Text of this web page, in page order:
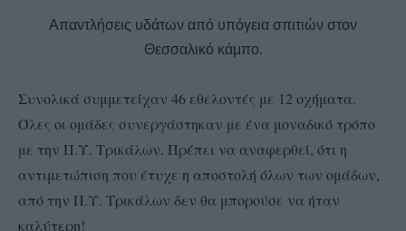
Απαντλήσεις υδάτων από υπόγεια σπιτιών στον
Θεσσαλικό κάμπο.
Συνολικά συμμετείχαν 46 εθελοντές με 12 οχήματα.
Όλες οι ομάδες συνεργάστηκαν με ένα μοναδικό τρόπο
με την Π.Υ. Τρικάλων. Πρέπει να αναφερθεί, ότι η
αντιμετώπιση που έτυχε η αποστολή όλων των ομάδων,
από την Π.Υ. Τρικάλων δεν θα μπορούσε να ήταν
καλύτερη!